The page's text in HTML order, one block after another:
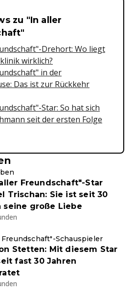
&
zu "In aller
Drehort: Wo liegt
wirklich?
in der
Das ist zur Rückkehr
Star: So hat sich
seit der ersten Folge
Freundschaft"-Star
Trischan: Sie ist seit 30
seine große Liebe
Schauspieler
Stetten: Mit diesem Star
fast 30 Jahren